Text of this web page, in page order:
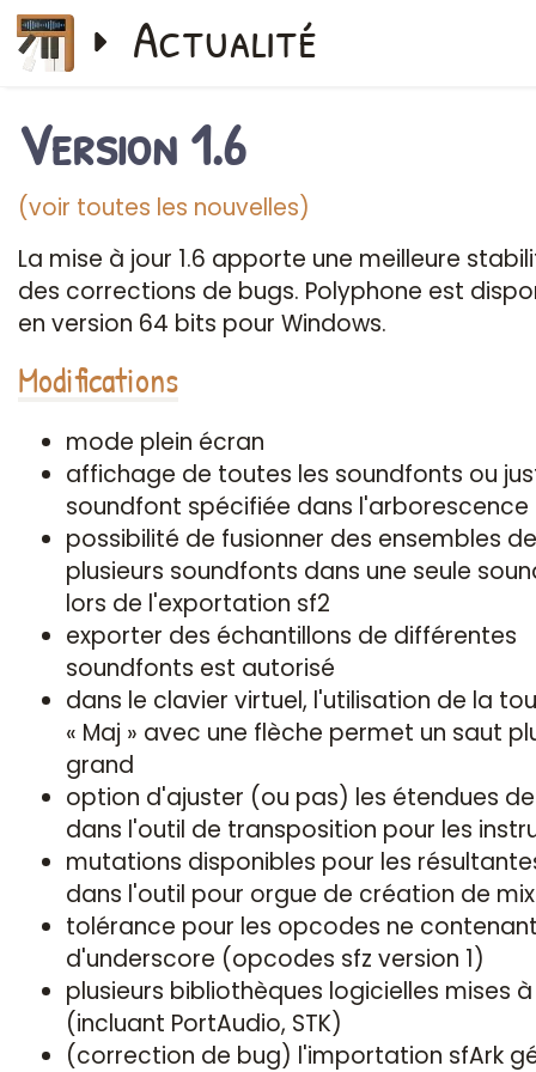
Actualité
Version 1.6
(voir toutes les nouvelles)
La mise à jour 1.6 apporte une meilleure
des corrections de bugs. Polyphone est
en version 64 bits pour Windows.
Modifications
mode plein écran
affichage de toutes les soundfonts ou
soundfont spécifiée dans l'arborescence
possibilité de fusionner des ensembles de
plusieurs soundfonts dans une seule
lors de l'exportation sf2
exporter des échantillons de différentes
soundfonts est autorisé
dans le clavier virtuel, l'utilisation de la
« Maj » avec une flèche permet un saut
grand
option d'ajuster (ou pas) les étendues
dans l'outil de transposition pour les
mutations disponibles pour les
dans l'outil pour orgue de création de
tolérance pour les opcodes ne
d'underscore (opcodes sfz version 1)
plusieurs bibliothèques logicielles mises
(incluant PortAudio, STK)
(correction de bug) l'importation sfArk